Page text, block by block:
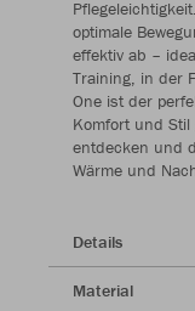
optimale
effektiv ab –
Training, in der
One ist der
Komfort und
entdecken und
Wärme und
Details
Material